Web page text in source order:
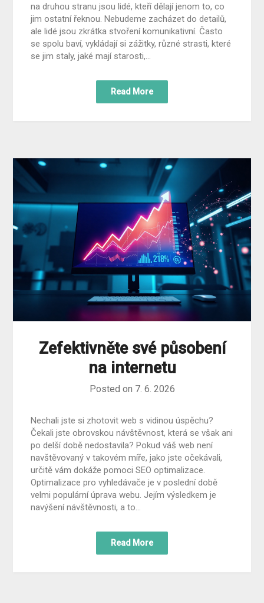
na druhou stranu jsou lidé, kteří dělají jenom to, co
jim ostatní řeknou. Nebudeme zacházet do detailů,
ale lidé jsou zkrátka stvoření komunikativní. Často
se spolu baví, vykládají si zážitky, různé strasti, které
se jim staly, jaké mají starosti,…
Read More
Zefektivněte své působení
na internetu
Posted on 7. 6. 2026
Nechali jste si zhotovit web s vidinou úspěchu?
Čekali jste obrovskou návštěvnost, která se však ani
po delší době nedostavila? Pokud váš web není
navštěvovaný v takovém míře, jako jste očekávali,
určitě vám dokáže pomoci SEO optimalizace.
Optimalizace pro vyhledávače je v poslední době
velmi populární úprava webu. Jejím výsledkem je
navýšení návštěvnosti, a to…
Read More